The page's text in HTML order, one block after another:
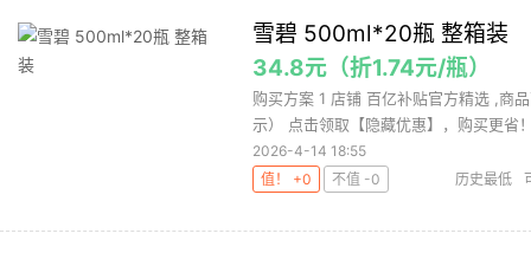
雪碧 500ml*20瓶 整箱装
34.8元（折1.74元/瓶）
购买方案 1 店铺 百亿补贴官方精选 ,商
示） 点击领取【隐藏优惠】，购买更省
2026-4-14 18:55
值！ +0
不值 -0 历史最低